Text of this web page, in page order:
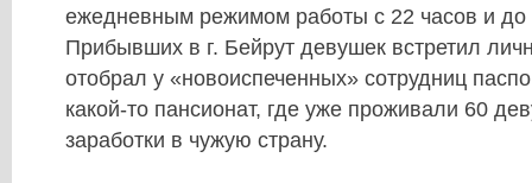
ежедневным режимом работы с 22 часов и до
Прибывших в г. Бейрут девушек встретил
отобрал у «новоиспеченных» сотрудниц
какой-то пансионат, где уже проживали 60
заработки в чужую страну.